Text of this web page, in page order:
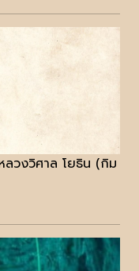
วงวิศาล โยธิน (กิม